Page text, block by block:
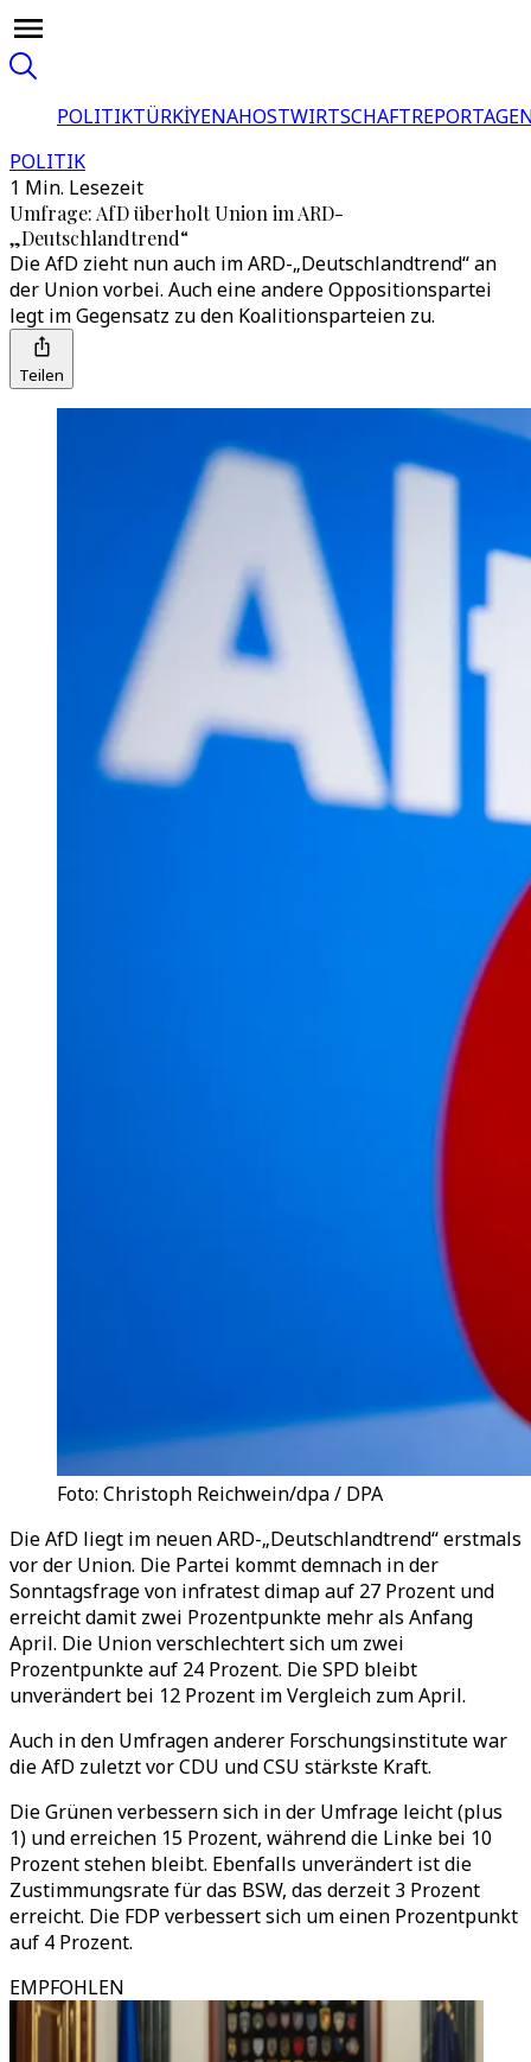
POLITIKTÜRKİYENAHOSTWIRTSCHAFT
POLITIK
1 Min. Lesezeit
Umfrage: AfD überholt Union im ARD-
„Deutschlandtrend“
Die AfD zieht nun auch im ARD-„Deutschlandtrend“ an
der Union vorbei. Auch eine andere Oppositionspartei
legt im Gegensatz zu den Koalitionsparteien zu.
Teilen
Foto: Christoph Reichwein/dpa / DPA
Die AfD liegt im neuen ARD-„Deutschlandtrend“ erstmals
vor der Union. Die Partei kommt demnach in der
Sonntagsfrage von infratest dimap auf 27 Prozent und
erreicht damit zwei Prozentpunkte mehr als Anfang
April. Die Union verschlechtert sich um zwei
Prozentpunkte auf 24 Prozent. Die SPD bleibt
unverändert bei 12 Prozent im Vergleich zum April.
Auch in den Umfragen anderer Forschungsinstitute war
die AfD zuletzt vor CDU und CSU stärkste Kraft.
Die Grünen verbessern sich in der Umfrage leicht (plus
1) und erreichen 15 Prozent, während die Linke bei 10
Prozent stehen bleibt. Ebenfalls unverändert ist die
Zustimmungsrate für das BSW, das derzeit 3 Prozent
erreicht. Die FDP verbessert sich um einen Prozentpunkt
auf 4 Prozent.
EMPFOHLEN